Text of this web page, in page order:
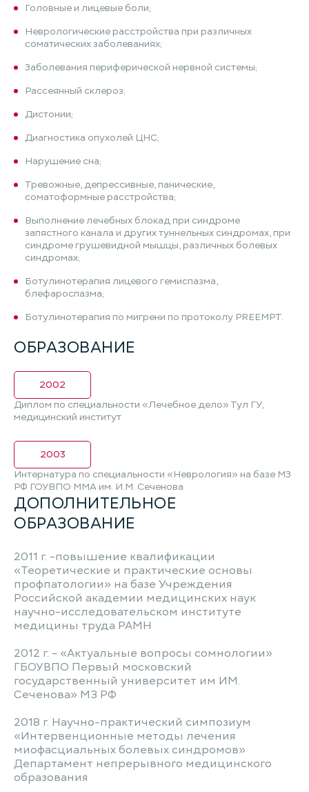
Головные и лицевые боли;
Неврологические расстройства при различных
соматических заболеваниях;
Заболевания периферической нервной системы;
Рассеянный склероз;
Дистонии;
Диагностика опухолей ЦНС;
Нарушение сна;
Тревожные, депрессивные, панические,
соматоформные расстройства;
Выполнение лечебных блокад при синдроме
запястного канала и других туннельных синдромах, при
синдроме грушевидной мышцы, различных болевых
синдромах;
Ботулинотерапия лицевого гемиспазма,
блефароспазма;
Ботулинотерапия по мигрени по протоколу PREEMPT.
ОБРАЗОВАНИЕ
2002
Диплом по специальности «Лечебное дело» Тул ГУ,
медицинский институт
2003
Интернатура по специальности «Неврология» на базе МЗ
РФ ГОУВПО ММА им. И.М. Сеченова
ДОПОЛНИТЕЛЬНОЕ
ОБРАЗОВАНИЕ
2011 г. -повышение квалификации
«Теоретические и практические основы
профпатологии» на базе Учреждения
Российской академии медицинских наук
научно-исследовательском институте
медицины труда РАМН
2012 г. - «Актуальные вопросы сомнологии»
ГБОУВПО Первый московский
государственный университет им ИМ.
Сеченова» МЗ РФ
2018 г. Научно-практический симпозиум
«Интервенционные методы лечения
миофасциальных болевых синдромов»
Департамент непрерывного медицинского
образования